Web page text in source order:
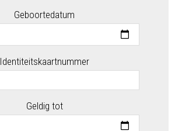
Geboortedatum
Identiteitskaartnummer
Geldig tot